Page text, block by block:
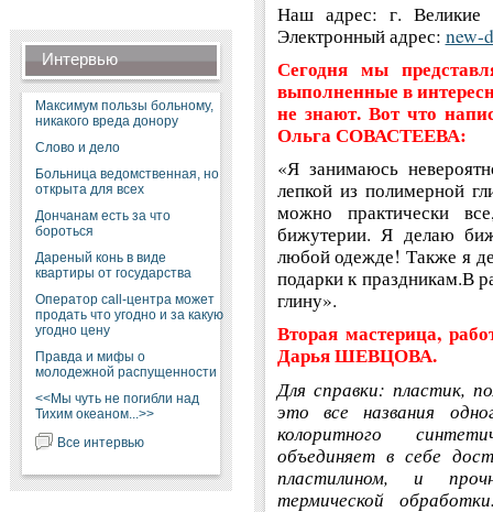
Интервью
Максимум пользы больному,
никакого вреда донору
Слово и дело
Больница ведомственная, но
открыта для всех
Дончанам есть за что
бороться
Дареный конь в виде
квартиры от государства
Оператор call-центра может
продать что угодно и за какую
угодно цену
Правда и мифы о
молодежной распущенности
<<Мы чуть не погибли над
Тихим океаном...>>
Все интервью
Наш адрес: г.
Электронный адрес: new-
Сегодня мы
выполненные в
не знают. Вот что
Ольга СОВАСТЕЕВА:
«Я занимаюсь
лепкой из полимерной
можно практически
бижутерии. Я делаю
любой одежде! Также я
подарки к праздникам.В
глину».
Вторая мастерица,
Дарья ШЕВЦОВА.
Для справки: пластик,
это все названия
колоритного
объединяет в себе
пластилином, и
термической